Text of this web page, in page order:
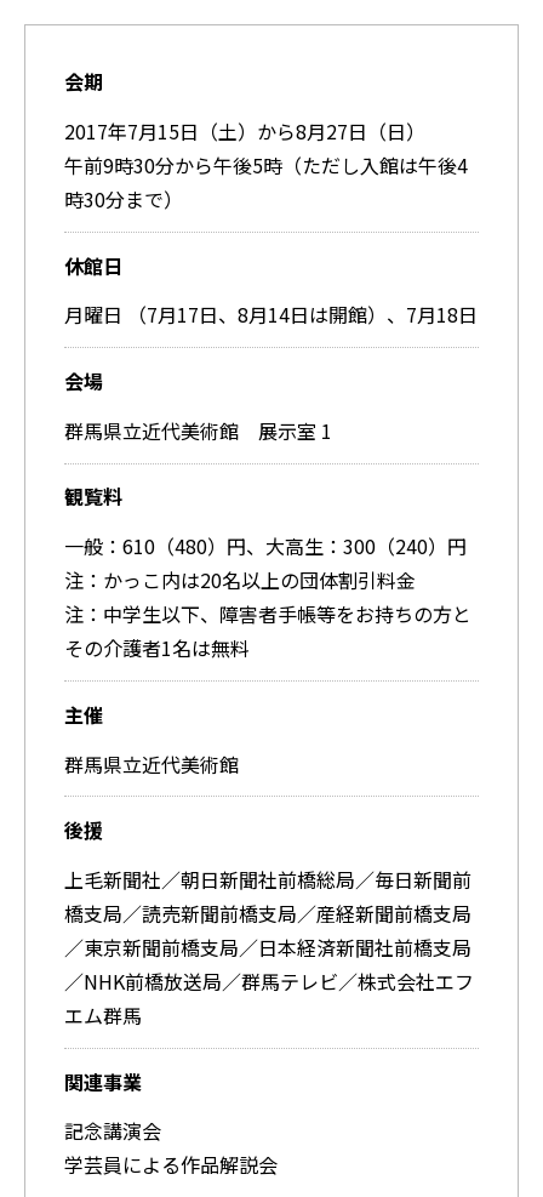
会期
2017年7月15日（土）から8月27日（日）
午前9時30分から午後5時（ただし入館は午後4
時30分まで）
休館日
月曜日 （7月17日、8月14日は開館）、7月18日
会場
群馬県立近代美術館 展示室 1
観覧料
一般：610（480）円、大高生：300（240）円
注：かっこ内は20名以上の団体割引料金
注：中学生以下、障害者手帳等をお持ちの方と
その介護者1名は無料
主催
群馬県立近代美術館
後援
上毛新聞社／朝日新聞社前橋総局／毎日新聞前
橋支局／読売新聞前橋支局／産経新聞前橋支局
／東京新聞前橋支局／日本経済新聞社前橋支局
／NHK前橋放送局／群馬テレビ／株式会社エフ
エム群馬
関連事業
記念講演会
学芸員による作品解説会